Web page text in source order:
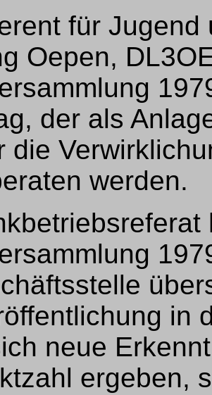
für
Oepen,
der als
die
werden.
in
neue
ergeben,